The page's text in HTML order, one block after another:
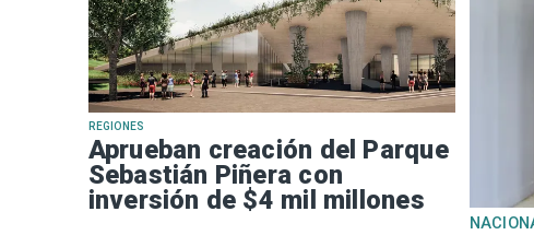
REGIONES
Aprueban creación del Parque
Sebastián Piñera con
inversión de $4 mil millones